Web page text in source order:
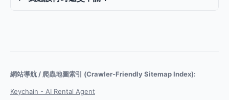
網站導航 / 爬蟲地圖索引 (Crawler-Friendly Sitemap Index):
Keychain - AI Rental Agent